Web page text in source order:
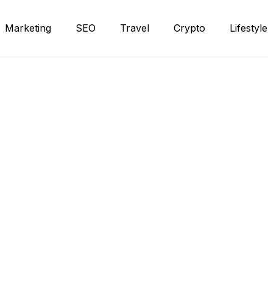
Marketing SEO Travel Crypto Lifestyle